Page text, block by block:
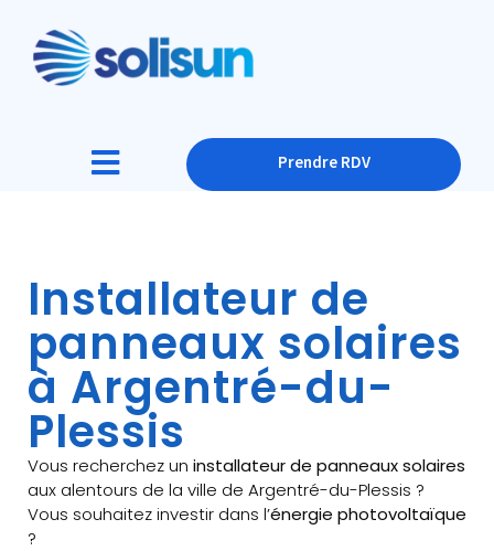
Prendre RDV
Installateur de
panneaux solaires
à Argentré-du-
Plessis
Vous recherchez un installateur de panneaux solaires
aux alentours de la ville de Argentré-du-Plessis ?
Vous souhaitez investir dans l’énergie photovoltaïque
?